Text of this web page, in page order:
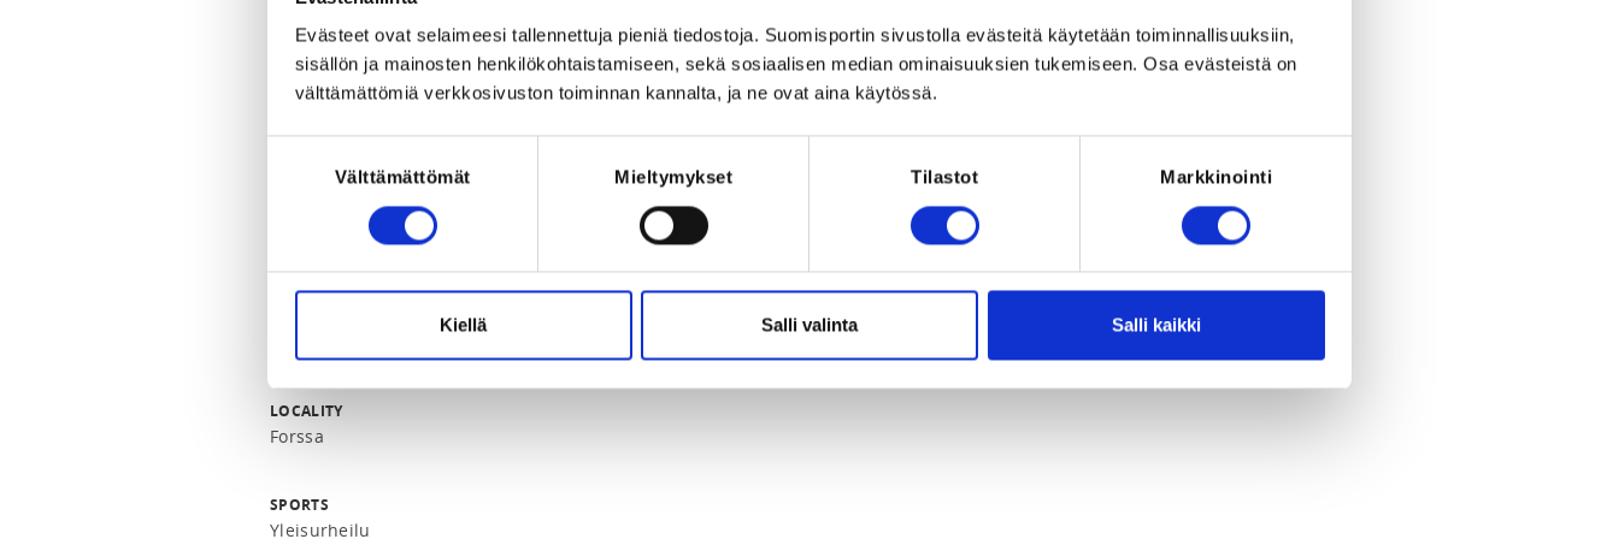
Evästeet ovat selaimeesi tallennettuja pieniä tiedostoja. Suomisportin sivustolla evästeitä käytetään toiminnallisuuksiin,
sisällön ja mainosten henkilökohtaistamiseen, sekä sosiaalisen median ominaisuuksien tukemiseen. Osa evästeistä on
välttämättömiä verkkosivuston toiminnan kannalta, ja ne ovat aina käytössä.
Välttämättömät Mieltymykset Tilastot Markkinointi
Kiellä Salli valinta Salli kaikki
Huom! Huolehdithan vakuutusturvasta itse, liikkujat eivät ole vakuutettuja
seuran toimesta.
Harrasteryhmän harjoitukset Forssan urheilukentällä 25.5.-26.8.
maanantaisin ja keskiviikkoisin klo 16.30-17.30, 60min/kerta. Hinta 140€.
Tu 14.4.2026 at 00:00 - Tu 30.6.2026 at 00:00
LOCATION
LOCALITY
Forssa
SPORTS
Yleisurheilu
REQUIRED FOR THE REGISTRATION